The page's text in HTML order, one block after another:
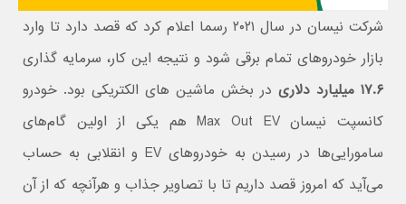
شرکت نیسان در سال ۲۰۲۱ رسما اعلام کرد که قصد دارد تا وارد
بازار خودروهای تمام برقی شود و نتیجه این کار، سرمایه گذاری
۱۷.۶ میلیارد دلاری
در بخش ماشین های الکتریکی بود. خودرو
کانسپت نیسان Max Out EV هم یکی از اولین گام‌های
سامورایی‌ها در رسیدن به خودروهای EV و انقلابی به حساب
می‌آید که امروز قصد داریم تا با تصاویر جذاب و هرآنچه که از آن